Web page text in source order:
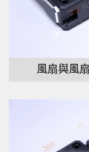
風扇與風